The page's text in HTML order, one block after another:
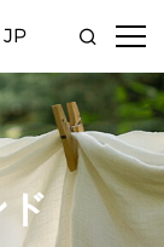
JP
ド